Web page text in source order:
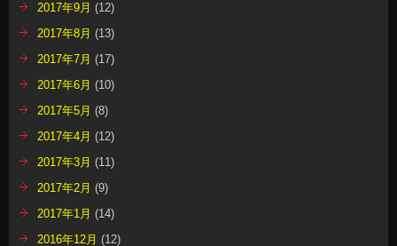
2017年9月 (12)
2017年8月 (13)
2017年7月 (17)
2017年6月 (10)
2017年5月 (8)
2017年4月 (12)
2017年3月 (11)
2017年2月 (9)
2017年1月 (14)
2016年12月 (12)